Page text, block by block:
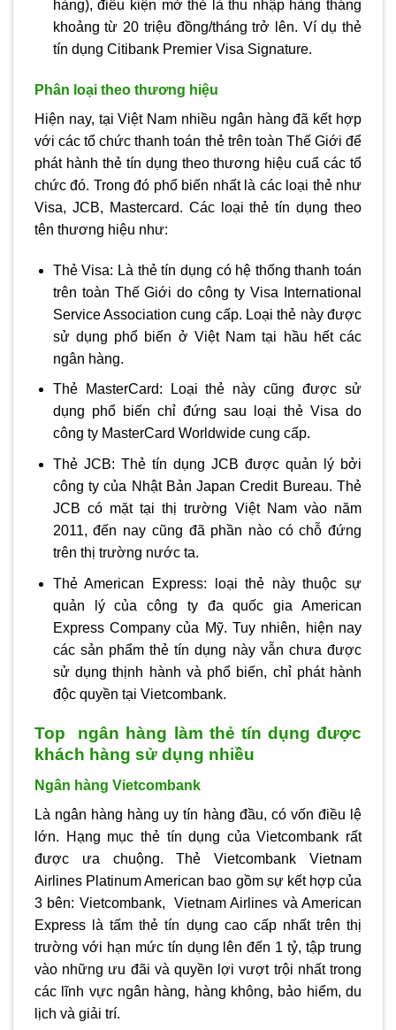
hàng), điều kiện mở thẻ là thu nhập hàng tháng
khoảng từ 20 triệu đồng/tháng trở lên. Ví dụ thẻ
tín dụng Citibank Premier Visa Signature.
Phân loại theo thương hiệu
Hiện nay, tại Việt Nam nhiều ngân hàng đã kết hợp
với các tổ chức thanh toán thẻ trên toàn Thế Giới để
phát hành thẻ tín dụng theo thương hiệu cuẩ các tổ
chức đó. Trong đó phổ biến nhất là các loại thẻ như
Visa, JCB, Mastercard. Các loại thẻ tín dụng theo
tên thương hiệu như:
Thẻ Visa: Là thẻ tín dụng có hệ thống thanh toán
trên toàn Thế Giới do công ty Visa International
Service Association cung cấp. Loại thẻ này được
sử dụng phổ biến ở Việt Nam tại hầu hết các
ngân hàng.
Thẻ MasterCard: Loại thẻ này cũng được sử
dụng phổ biến chỉ đứng sau loại thẻ Visa do
công ty MasterCard Worldwide cung cấp.
Thẻ JCB: Thẻ tín dụng JCB được quản lý bởi
công ty của Nhật Bản Japan Credit Bureau. Thẻ
JCB có mặt tại thị trường Việt Nam vào năm
2011, đến nay cũng đã phần nào có chỗ đứng
trên thị trường nước ta.
Thẻ American Express: loại thẻ này thuộc sự
quản lý của công ty đa quốc gia American
Express Company của Mỹ. Tuy nhiên, hiện nay
các sản phẩm thẻ tín dụng này vẫn chưa được
sử dụng thịnh hành và phổ biến, chỉ phát hành
độc quyền tại Vietcombank.
Top ngân hàng làm thẻ tín dụng được
khách hàng sử dụng nhiều
Ngân hàng Vietcombank
Là ngân hàng hàng uy tín hàng đầu, có vốn điều lệ
lớn. Hạng mục thẻ tín dụng của Vietcombank rất
được ưa chuộng. Thẻ Vietcombank Vietnam
Airlines Platinum American bao gồm sự kết hợp của
3 bên: Vietcombank, Vietnam Airlines và American
Express là tấm thẻ tín dụng cao cấp nhất trên thị
trường với hạn mức tín dụng lên đến 1 tỷ, tập trung
vào những ưu đãi và quyền lợi vượt trội nhất trong
các lĩnh vực ngân hàng, hàng không, bảo hiểm, du
lịch và giải trí.